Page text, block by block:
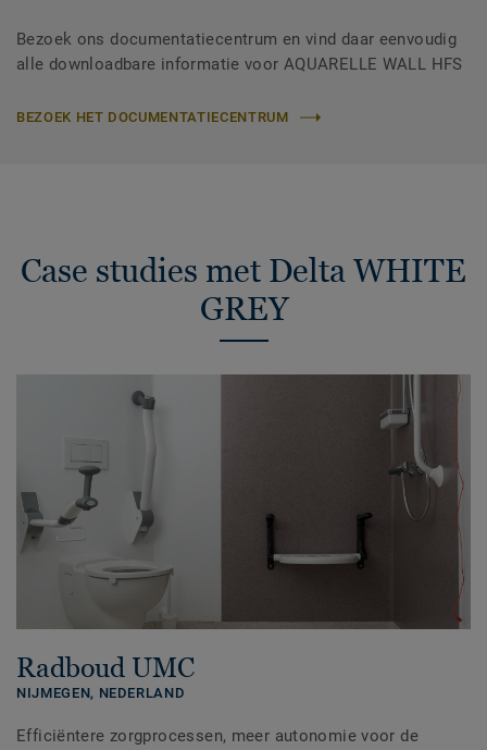
Bezoek ons documentatiecentrum en vind daar eenvoudig
alle downloadbare informatie voor AQUARELLE WALL HFS
BEZOEK HET DOCUMENTATIECENTRUM
Case studies met Delta WHITE
GREY
Radboud UMC
NIJMEGEN, NEDERLAND
Efficiëntere zorgprocessen, meer autonomie voor de